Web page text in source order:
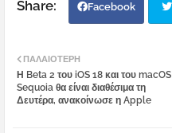
Facebook
tter
ΠΑΛΑΙΌΤΕΡΗ
Η Beta 2 του iOS 18 και του macOS
Sequoia θα είναι διαθέσιμα τη
Δευτέρα, ανακοίνωσε η Apple